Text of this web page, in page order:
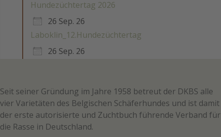
Hundezüchtertag 2026
26 Sep. 26
Laboklin_12.Hundezüchtertag
26 Sep. 26
Seit seiner Gründung im Jahre 1958 betreut der DKBS alle
vier Varietäten des Belgischen Schäferhundes und ist damit
der erste autorisierte und Zuchtbuch führende Verband für
die Rasse in Deutschland.